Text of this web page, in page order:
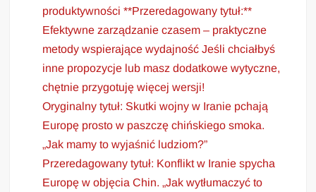
produktywności **Przeredagowany tytuł:**
Efektywne zarządzanie czasem – praktyczne
metody wspierające wydajność Jeśli chciałbyś
inne propozycje lub masz dodatkowe wytyczne,
chętnie przygotuję więcej wersji!
Oryginalny tytuł: Skutki wojny w Iranie pchają
Europę prosto w paszczę chińskiego smoka.
„Jak mamy to wyjaśnić ludziom?”
Przeredagowany tytuł: Konflikt w Iranie spycha
Europę w objęcia Chin. „Jak wytłumaczyć to